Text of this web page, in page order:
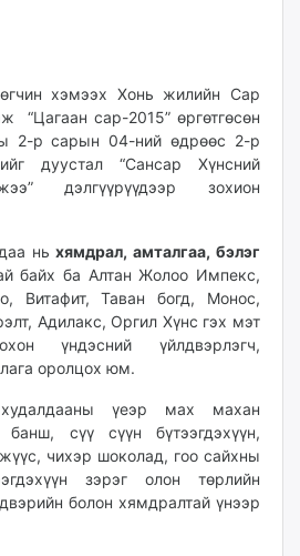
хэмээх Хонь жилийн Сар
“Цагаан сар-2015” өргөтгөсөн
2-р сарын 04-ний өдрөөс 2-р
дуустал “Сансар Хүнсний
дэлгүүрүүдээр зохион
нь хямдрал, амталгаа, бэлэг
байх ба Алтан Жолоо Импекс,
Витафит, Таван богд, Монос,
Адилакс, Оргил Хүнс гэх мэт
үндэсний үйлдвэрлэгч,
оролцох юм.
үеэр мах махан
банш, сүү сүүн бүтээгдэхүүн,
чихэр шоколад, гоо сайхны
зэрэг олон төрлийн
болон хямдралтай үнээр